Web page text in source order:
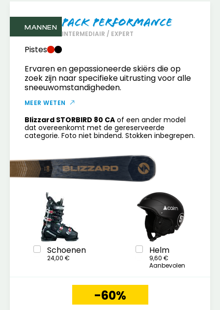
MANNEN Pack Performance
INTERMEDIAIR / EXPERT
Pistes
Ervaren en gepassioneerde skiërs die op
zoek zijn naar specifieke uitrusting voor alle
sneeuwomstandigheden.
MEER WETEN
Blizzard STORBIRD 80 CA of een ander model
dat overeenkomt met de gereserveerde
categorie. Foto niet bindend. Stokken inbegrepen.
Schoenen
24,00 €
Helm
9,60 €
Aanbevolen
-60%